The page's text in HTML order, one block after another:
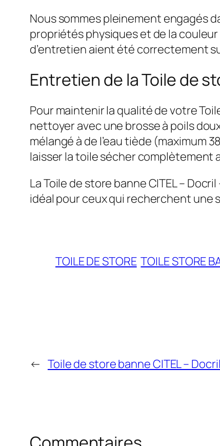
Nous sommes pleinement engagés
propriétés physiques et de la
d’entretien aient été correctement
Entretien de la Toile de
Pour maintenir la qualité de votre
nettoyer avec une brosse à poils
mélangé à de l’eau tiède (maximum
laisser la toile sécher complètement
La Toile de store banne CITEL –
idéal pour ceux qui recherchent
TOILE DE STORE TOILE STORE
← Toile de store banne CITEL –